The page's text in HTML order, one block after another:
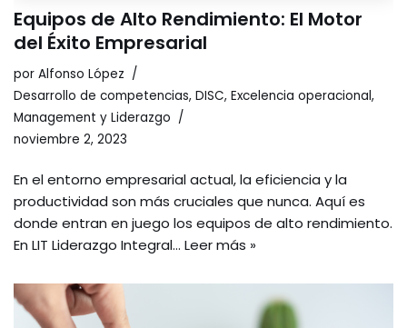
Equipos de Alto Rendimiento: El Motor
del Éxito Empresarial
por Alfonso López
Desarrollo de competencias, DISC, Excelencia operacional,
Management y Liderazgo
noviembre 2, 2023
En el entorno empresarial actual, la eficiencia y la
productividad son más cruciales que nunca. Aquí es
donde entran en juego los equipos de alto rendimiento.
En LIT Liderazgo Integral… Leer más »